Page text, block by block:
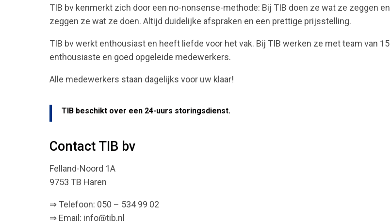
TIB bv kenmerkt zich door een no-nonsense-methode: Bij TIB doen ze wat ze zeggen en
zeggen ze wat ze doen. Altijd duidelijke afspraken en een prettige prijsstelling.
TIB bv werkt enthousiast en heeft liefde voor het vak. Bij TIB werken ze met team van 15
enthousiaste en goed opgeleide medewerkers.
Alle medewerkers staan dagelijks voor uw klaar!
TIB beschikt over een 24-uurs storingsdienst.
Contact TIB bv
Felland-Noord 1A
9753 TB Haren
⇒ Telefoon: 050 – 534 99 02
⇒ Email: info@tib.nl